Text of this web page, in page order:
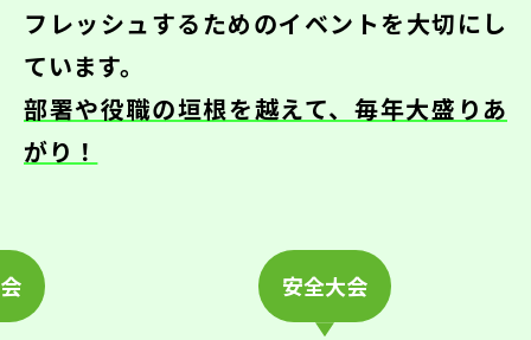
フレッシュするためのイベントを大切にし
ています。
部署や役職の垣根を越えて、毎年大盛りあ
がり！
安全大会